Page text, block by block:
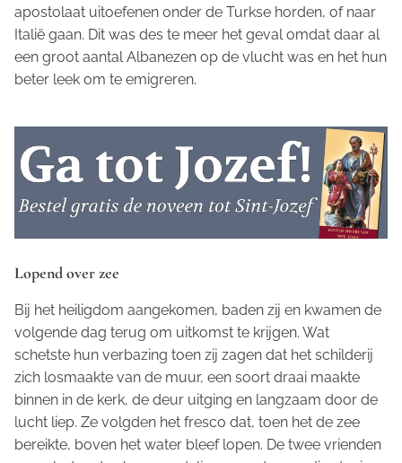
apostolaat uitoefenen onder de Turkse horden, of naar
Italië gaan. Dit was des te meer het geval omdat daar al
een groot aantal Albanezen op de vlucht was en het hun
beter leek om te emigreren.
Lopend over zee
Bij het heiligdom aangekomen, baden zij en kwamen de
volgende dag terug om uitkomst te krijgen. Wat
schetste hun verbazing toen zij zagen dat het schilderij
zich losmaakte van de muur, een soort draai maakte
binnen in de kerk, de deur uitging en langzaam door de
lucht liep. Ze volgden het fresco dat, toen het de zee
bereikte, boven het water bleef lopen. De twee vrienden